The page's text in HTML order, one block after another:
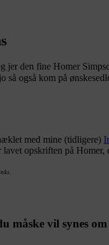
jer den fine Homer
så også kom på
med mine (tidligere)
lavet opskriften på
måske vil synes om